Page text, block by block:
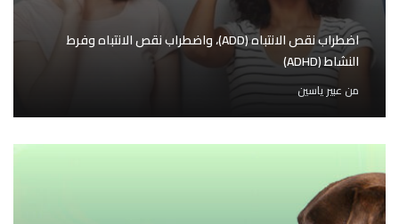
اضطراب نقص الانتباه (ADD)، واضطراب نقص الانتباه وفرط
النشاط (ADHD)
من عبير ياسين